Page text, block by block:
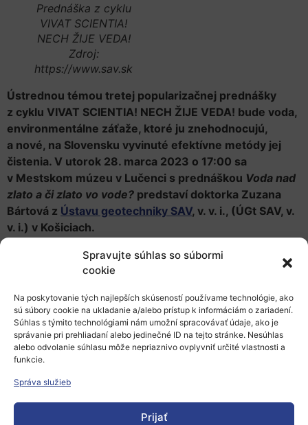
Spravujte súhlas so súbormi
cookie
Na poskytovanie tých najlepších skúseností používame technológie, ako
sú súbory cookie na ukladanie a/alebo prístup k informáciám o zariadení.
Súhlas s týmito technológiami nám umožní spracovávať údaje, ako je
správanie pri prehliadaní alebo jedinečné ID na tejto stránke. Nesúhlas
alebo odvolanie súhlasu môže nepriaznivo ovplyvniť určité vlastnosti a
funkcie.
Správa služieb
Prijať
Prednáška z cyklu
VIVAT SCIENTIA!
NECH ŽIJE VEDA!
Zdroj:
https://www.sav.sk
Ústrednou témou tretej popularizačnej prednášky
z cyklu VIVAT SCIENTIA! NECH ŽIJE VEDA! bude voda,
environmentálne záťaže, ktoré ju znehodnocujú,
a nové, na Slovensku vyvinuté efektívne metódy jej
čistenia. V utorok 28. marca 2023 o 17:00 sa
v Mestskom múzeu v Lučenci s prednáškou Voda nad
zlato a či zlato vo vode? predstaví doktorka Zuzana
Bártová z Ústavu geotechniky SAV, v. v. i., (ÚGt SAV, v.
v. i.) v Košiciach.
Doktorka Bártová pracuje na oddelení minerálnych
biotechnológií ÚGt SAV, v. v. i. Skúma, ako môžu
biolúhovaní minerálov, ale aj pri tvorbe sekundárnych
minerálov. Výsledné produkty týchto procesov môžu
byť využité ako vstupná surovina pre ďalší priemysel.
Okrem toho sa podieľala aj na vývoji technológie na
v bratislavskej Vrakuni či banských vôd ústiacich do
rieky Slaná pri Rožňave.